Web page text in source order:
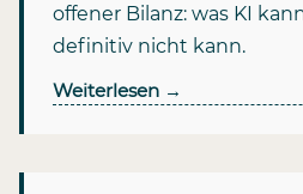
offener Bilanz: was KI
definitiv nicht kann.
Weiterlesen →